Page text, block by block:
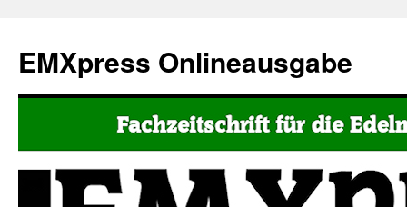
EMXpress Onlineausgabe